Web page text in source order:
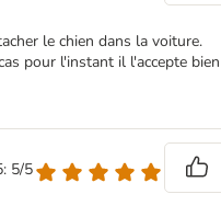
le chien dans la voiture.
pour l'instant il l'accepte bien
5/5